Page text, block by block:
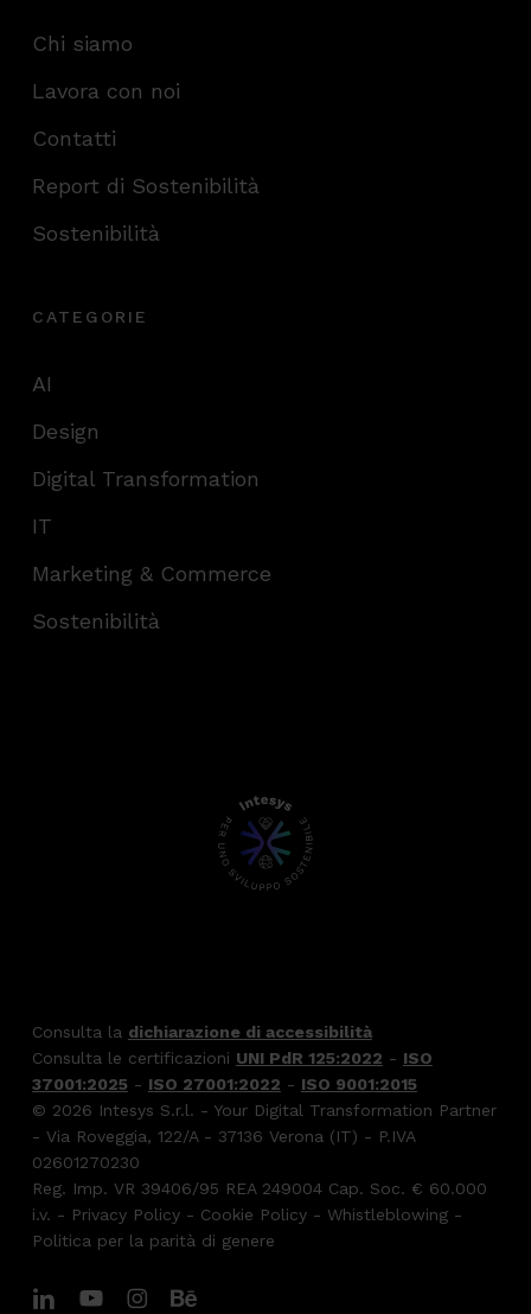
Chi siamo
Lavora con noi
Contatti
Report di Sostenibilità
Sostenibilità
CATEGORIE
AI
Design
Digital Transformation
IT
Marketing & Commerce
Sostenibilità
Consulta la dichiarazione di accessibilità
Consulta le certificazioni UNI PdR 125:2022 - ISO
37001:2025 - ISO 27001:2022 - ISO 9001:2015
© 2026 Intesys S.r.l. - Your Digital Transformation Partner
- Via Roveggia, 122/A - 37136 Verona (IT) - P.IVA
02601270230
Reg. Imp. VR 39406/95 REA 249004 Cap. Soc. € 60.000
i.v. - Privacy Policy- Cookie Policy- Whistleblowing-
Politica per la parità di genere
linkedinyoutubeinstagrambehance